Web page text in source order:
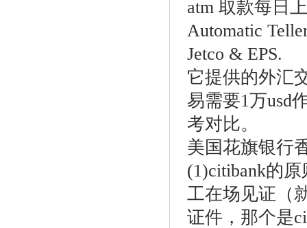
atm 取款每日
Automatic
Jetco & EPS.
它提供的外汇
易需要1万usd
考对比。
美国花旗银行
(1)citibank的
工在场见证（
证件，那个是